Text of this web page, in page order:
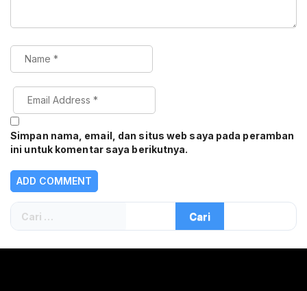
Simpan nama, email, dan situs web saya pada peramban
ini untuk komentar saya berikutnya.
Cari
untuk: